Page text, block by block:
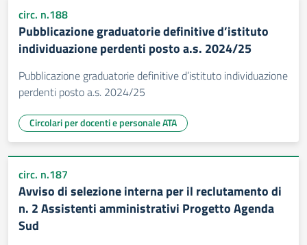
circ. n.188
Pubblicazione graduatorie definitive d’istituto
individuazione perdenti posto a.s. 2024/25
Pubblicazione graduatorie definitive d’istituto individuazione
perdenti posto a.s. 2024/25
Circolari per docenti e personale ATA
circ. n.187
Avviso di selezione interna per il reclutamento di
n. 2 Assistenti amministrativi Progetto Agenda
Sud